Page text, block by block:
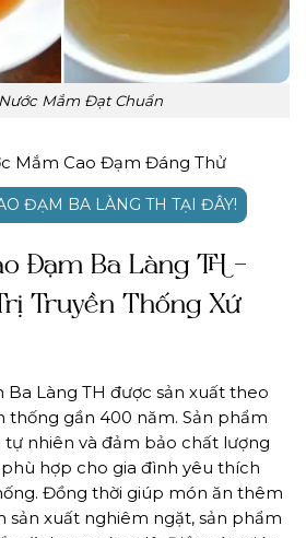
Mắm Đạt Chuẩn
Mắm Cao Đạm Đáng Thử
ĐẠM BA LÀNG TH TẠI ĐÂY!
Đạm Ba Làng TH –
Truyền Thống Xứ
Làng TH được sản xuất theo
thống gần 400 năm. Sản phẩm
nhiên và đảm bảo chất lượng
hợp cho gia đình yêu thích
Đồng thời giúp món ăn thêm
sản xuất nghiêm ngặt, sản phẩm